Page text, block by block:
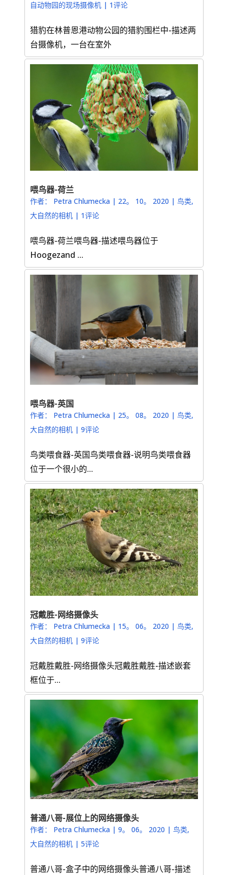
自动物园的现场摄像机 | 1评论
猎豹在林普恩港动物公园的猎豹围栏中-描述两
台摄像机，一台在室外
喂鸟器-荷兰
作者： Petra Chlumecka | 22。 10。 2020 |鸟类,
大自然的相机 | 1评论
喂鸟器-荷兰喂鸟器-描述喂鸟器位于
Hoogezand ...
喂鸟器-英国
作者： Petra Chlumecka | 25。 08。 2020 |鸟类,
大自然的相机 |9评论
鸟类喂食器-英国鸟类喂食器-说明鸟类喂食器
位于一个很小的...
冠戴胜-网络摄像头
作者： Petra Chlumecka | 15。 06。 2020 |鸟类,
大自然的相机 |9评论
冠戴胜戴胜-网络摄像头冠戴胜戴胜-描述嵌套
框位于...
普通八哥-展位上的网络摄像头
作者： Petra Chlumecka |9。 06。 2020 |鸟类,
大自然的相机 |5评论
普通八哥-盒子中的网络摄像头普通八哥-描述